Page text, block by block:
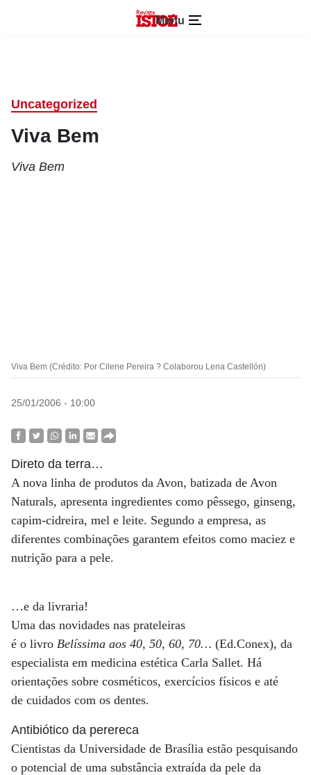
Menu
Uncategorized
Viva Bem
Viva Bem
Viva Bem (Crédito: Por Cilene Pereira ? Colaborou Lena Castellón)
25/01/2006 - 10:00
Direto da terra…
A nova linha de produtos da Avon, batizada de Avon
Naturals, apresenta ingredientes como pêssego, ginseng,
capim-cidreira, mel e leite. Segundo a empresa, as
diferentes combinações garantem efeitos como maciez e
nutrição para a pele.
…e da livraria!
Uma das novidades nas prateleiras
é o livro Belíssima aos 40, 50, 60, 70… (Ed.Conex), da
especialista em medicina estética Carla Sallet. Há
orientações sobre cosméticos, exercícios físicos e até
de cuidados com os dentes.
Antibiótico da perereca
Cientistas da Universidade de Brasília estão pesquisando
o potencial de uma substância extraída da pele da